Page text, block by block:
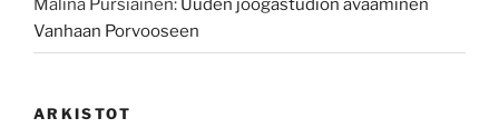
Vanhaan Porvooseen
ARKISTOT